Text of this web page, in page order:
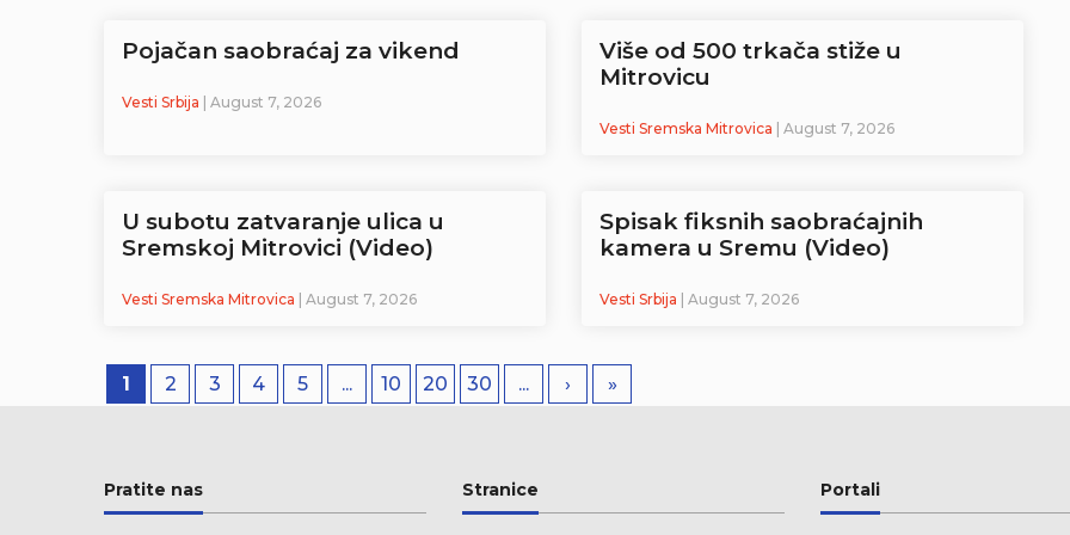
Pojačan saobraćaj za vikend
Vesti Srbija | August 7, 2026
Više od 500 trkača stiže u
Mitrovicu
Vesti Sremska Mitrovica | August 7, 2026
U subotu zatvaranje ulica u
Sremskoj Mitrovici (Video)
Vesti Sremska Mitrovica | August 7, 2026
Spisak fiksnih saobraćajnih
kamera u Sremu (Video)
Vesti Srbija | August 7, 2026
1 2 3 4 5 ... 10 20 30 ... › »
Pratite nas Stranice Portali